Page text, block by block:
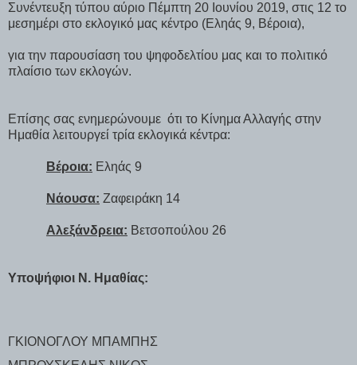
Συνέντευξη τύπου αύριο Πέμπτη 20 Ιουνίου 2019, στις 12 το
μεσημέρι στο εκλογικό μας κέντρο (Εληάς 9, Βέροια),
για την παρουσίαση του ψηφοδελτίου μας και το πολιτικό
πλαίσιο των εκλογών.
Επίσης σας ενημερώνουμε ότι το Κίνημα Αλλαγής στην
Ημαθία λειτουργεί τρία εκλογικά κέντρα:
Βέροια: Εληάς 9
Νάουσα: Ζαφειράκη 14
Αλεξάνδρεια: Βετσοπούλου 26
Υποψήφιοι Ν. Ημαθίας:
ΓΚΙΟΝΟΓΛΟΥ ΜΠΑΜΠΗΣ